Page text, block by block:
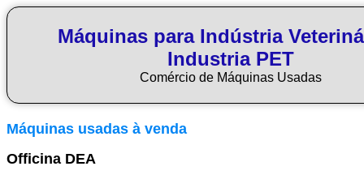
Máquinas para Indústria
Industria PET
Comércio de Máquinas Usadas
Máquinas usadas à venda
Officina DEA